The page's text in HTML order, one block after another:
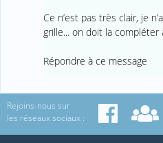
Ce n’est pas très clair, je
grille... on doit la compléter
Répondre à ce message
Rejoins-nous sur
les réseaux sociaux :